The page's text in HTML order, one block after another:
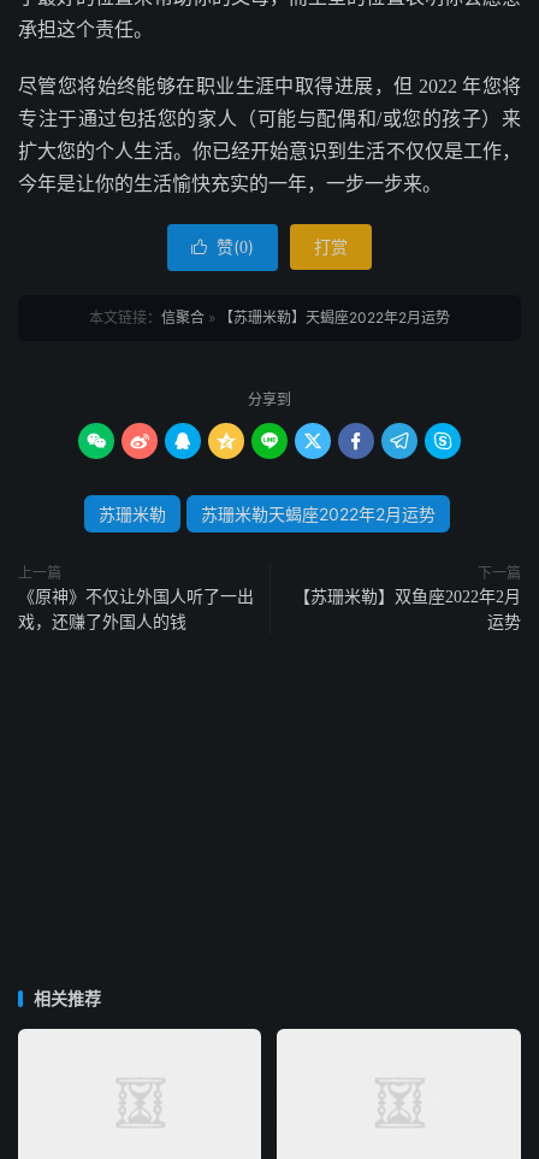
承担这个责任。
尽管您将始终能够在职业生涯中取得进展，但 2022 年您将
专注于通过包括您的家人（可能与配偶和/或您的孩子）来
扩大您的个人生活。你已经开始意识到生活不仅仅是工作，
今年是让你的生活愉快充实的一年，一步一步来。
 赞(0) 打赏
本文链接： 信聚合 » 【苏珊米勒】天蝎座2022年2月运势
分享到
        
苏珊米勒 苏珊米勒天蝎座2022年2月运势
上一篇
《原神》不仅让外国人听了一出
戏，还赚了外国人的钱
下一篇
【苏珊米勒】双鱼座2022年2月
运势
相关推荐